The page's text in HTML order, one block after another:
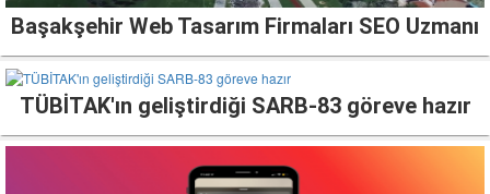
Başakşehir Web Tasarım Firmaları SEO Uzmanı
TÜBİTAK'ın geliştirdiği SARB-83 göreve hazır